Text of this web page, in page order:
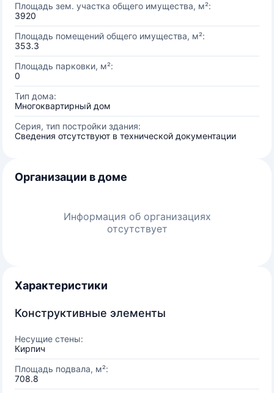
Площадь зем. участка общего имущества, м²:
3920
Площадь помещений общего имущества, м²:
353.3
Площадь парковки, м²:
0
Тип дома:
Многоквартирный дом
Серия, тип постройки здания:
Сведения отсутствуют в технической документации
Организации в доме
Информация об организациях
отсутствует
Характеристики
Конструктивные элементы
Несущие стены:
Кирпич
Площадь подвала, м²:
708.8